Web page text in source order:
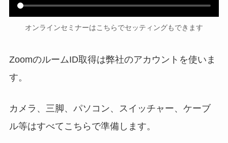
オンラインセミナーはこちらでセッティングもできます
ZoomのルームID取得は弊社のアカウントを使いま
す。
カメラ、三脚、パソコン、スイッチャー、ケーブ
ル等はすべてこちらで準備します。